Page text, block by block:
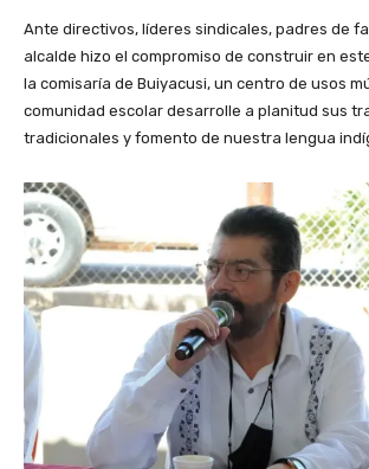
Ante directivos, líderes sindicales, padres de
alcalde hizo el compromiso de construir en
la comisaría de Buiyacusi, un centro de usos
comunidad escolar desarrolle a planitud sus
tradicionales y fomento de nuestra lengua